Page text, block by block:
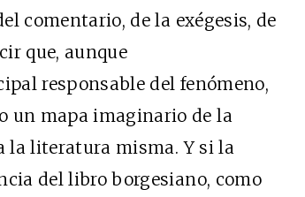
comentario, de la exégesis, de
que, aunque
responsable del fenómeno,
un mapa imaginario de la
literatura misma. Y si la
del libro borgesiano, como
Cine desde los márgenes
SUSCRÍBETE